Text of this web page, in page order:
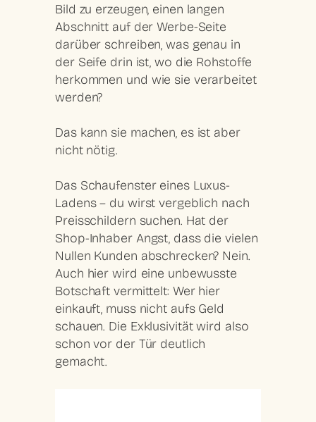
Bild zu erzeugen, einen langen
Abschnitt auf der Werbe-Seite
darüber schreiben, was genau in
der Seife drin ist, wo die Rohstoffe
herkommen und wie sie verarbeitet
werden?
Das kann sie machen, es ist aber
nicht nötig.
Das Schaufenster eines Luxus-
Ladens – du wirst vergeblich nach
Preisschildern suchen. Hat der
Shop-Inhaber Angst, dass die vielen
Nullen Kunden abschrecken? Nein.
Auch hier wird eine unbewusste
Botschaft vermittelt: Wer hier
einkauft, muss nicht aufs Geld
schauen. Die Exklusivität wird also
schon vor der Tür deutlich
gemacht.